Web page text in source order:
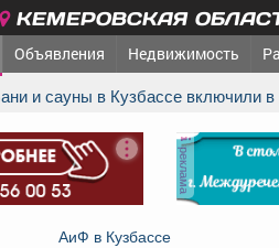
КЕМЕРОВСКАЯ
Объявления Недвижимость
Бани и сауны в Кузбассе включили
реклама
АиФ в Кузбассе